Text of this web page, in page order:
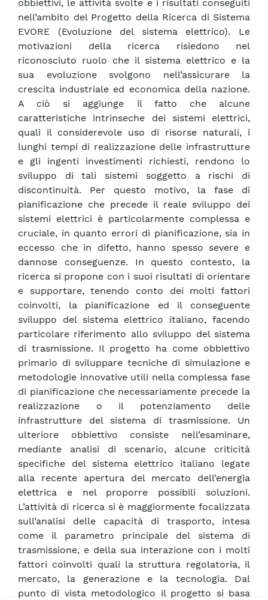
obbiettivi, le attività svolte e i risultati conseguiti
nell’ambito del Progetto della Ricerca di Sistema
EVORE (Evoluzione del sistema elettrico). Le
motivazioni della ricerca risiedono nel
riconosciuto ruolo che il sistema elettrico e la
sua evoluzione svolgono nell’assicurare la
crescita industriale ed economica della nazione.
A ciò si aggiunge il fatto che alcune
caratteristiche intrinseche dei sistemi elettrici,
quali il considerevole uso di risorse naturali, i
lunghi tempi di realizzazione delle infrastrutture
e gli ingenti investimenti richiesti, rendono lo
sviluppo di tali sistemi soggetto a rischi di
discontinuità. Per questo motivo, la fase di
pianificazione che precede il reale sviluppo dei
sistemi elettrici è particolarmente complessa e
cruciale, in quanto errori di pianificazione, sia in
eccesso che in difetto, hanno spesso severe e
dannose conseguenze. In questo contesto, la
ricerca si propone con i suoi risultati di orientare
e supportare, tenendo conto dei molti fattori
coinvolti, la pianificazione ed il conseguente
sviluppo del sistema elettrico italiano, facendo
particolare riferimento allo sviluppo del sistema
di trasmissione. Il progetto ha come obbiettivo
primario di sviluppare tecniche di simulazione e
metodologie innovative utili nella complessa fase
di pianificazione che necessariamente precede la
realizzazione o il potenziamento delle
infrastrutture del sistema di trasmissione. Un
ulteriore obbiettivo consiste nell’esaminare,
mediante analisi di scenario, alcune criticità
specifiche del sistema elettrico italiano legate
alla recente apertura del mercato dell’energia
elettrica e nel proporre possibili soluzioni.
L’attività di ricerca si è maggiormente focalizzata
sull’analisi delle capacità di trasporto, intesa
come il parametro principale del sistema di
trasmissione, e della sua interazione con i molti
fattori coinvolti quali la struttura regolatoria, il
mercato, la generazione e la tecnologia. Dal
punto di vista metodologico il progetto si basa